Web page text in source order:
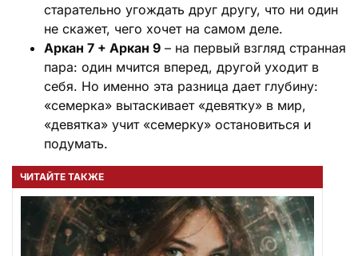
старательно угождать друг другу, что ни один
не скажет, чего хочет на самом деле.
Аркан 7 + Аркан 9 – на первый взгляд странная
пара: один мчится вперед, другой уходит в
себя. Но именно эта разница дает глубину:
«семерка» вытаскивает «девятку» в мир,
«девятка» учит «семерку» остановиться и
подумать.
ЧИТАЙТЕ ТАКЖЕ